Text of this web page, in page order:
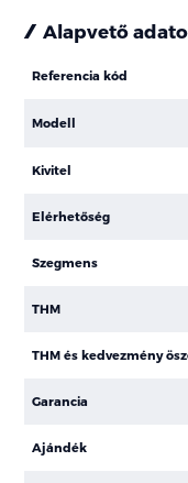
Alapvető
Referencia kód
Modell
Kivitel
Elérhetőség
Szegmens
THM
THM és kedvezmény
Garancia
Ajándék